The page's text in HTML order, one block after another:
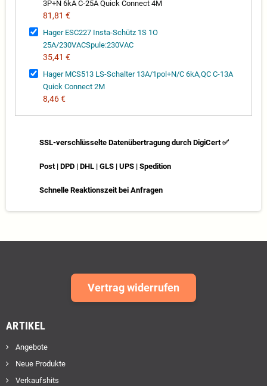
3P+N 6kA C-25A Quick Connect 4M
81,81 €
Hager ESC227 Insta-Schütz 1S 1O
25A/230VACSpule:230VAC
35,41 €
Hager MCS513 LS-Schalter 13A/1pol+N/C 6kA,QC C-13A
Quick Connect 2M
8,46 €
SSL-verschlüsselte Datenübertragung durch DigiCert ✅
Post | DPD | DHL | GLS | UPS | Spedition
Schnelle Reaktionszeit bei Anfragen
Vertrag widerrufen
ARTIKEL
Angebote
Neue Produkte
Verkaufshits